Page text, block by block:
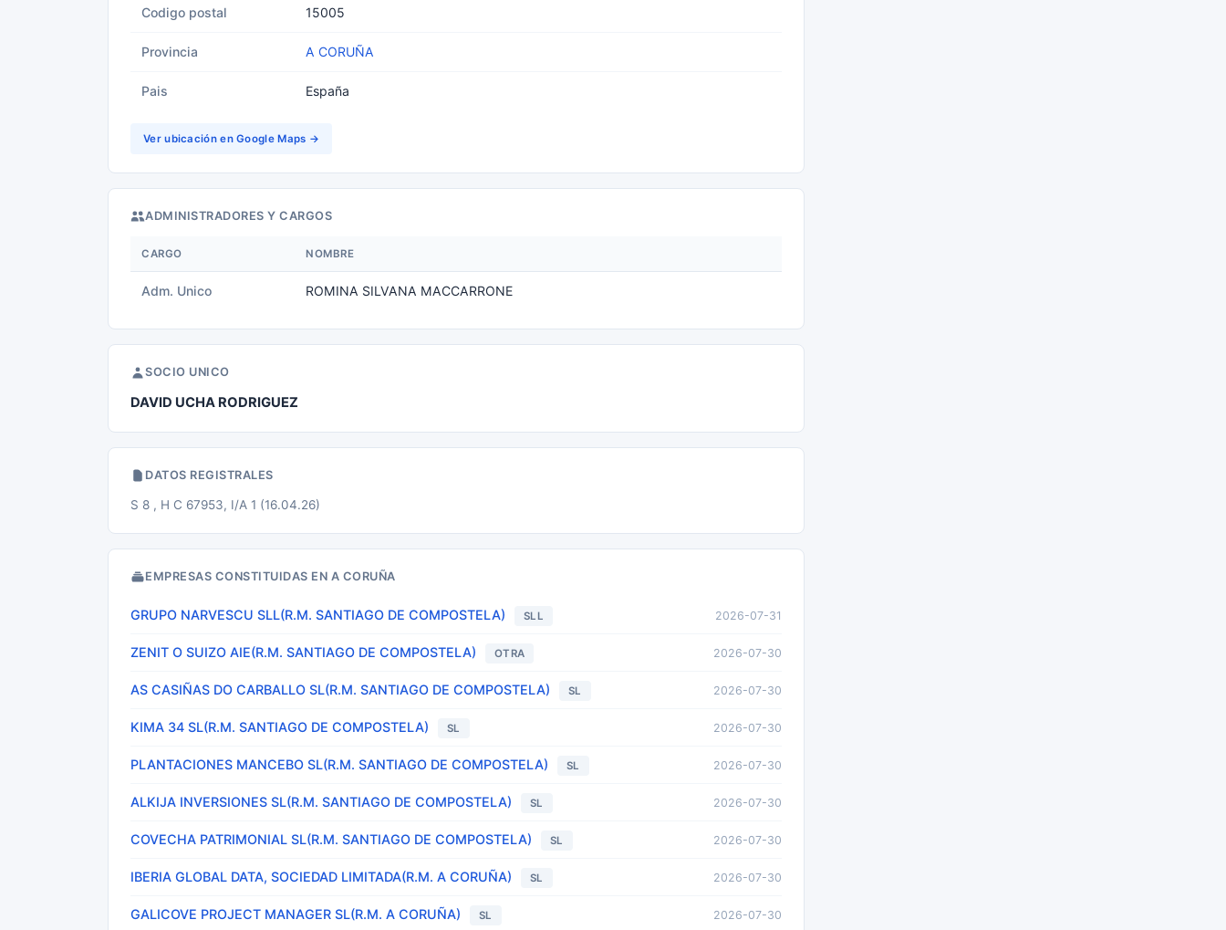
Codigo postal 15005
Provincia A CORUÑA
Pais España
Ver ubicación en Google Maps →
ADMINISTRADORES Y CARGOS
CARGO NOMBRE
Adm. Unico ROMINA SILVANA MACCARRONE
SOCIO UNICO
DAVID UCHA RODRIGUEZ
DATOS REGISTRALES
S 8 , H C 67953, I/A 1 (16.04.26)
EMPRESAS CONSTITUIDAS EN A CORUÑA
GRUPO NARVESCU SLL(R.M. SANTIAGO DE COMPOSTELA) SLL 2026-07-31
ZENIT O SUIZO AIE(R.M. SANTIAGO DE COMPOSTELA) OTRA 2026-07-30
AS CASIÑAS DO CARBALLO SL(R.M. SANTIAGO DE COMPOSTELA) SL 2026-07-30
KIMA 34 SL(R.M. SANTIAGO DE COMPOSTELA) SL 2026-07-30
PLANTACIONES MANCEBO SL(R.M. SANTIAGO DE COMPOSTELA) SL 2026-07-30
ALKIJA INVERSIONES SL(R.M. SANTIAGO DE COMPOSTELA) SL 2026-07-30
COVECHA PATRIMONIAL SL(R.M. SANTIAGO DE COMPOSTELA) SL 2026-07-30
IBERIA GLOBAL DATA, SOCIEDAD LIMITADA(R.M. A CORUÑA) SL 2026-07-30
GALICOVE PROJECT MANAGER SL(R.M. A CORUÑA) SL 2026-07-30